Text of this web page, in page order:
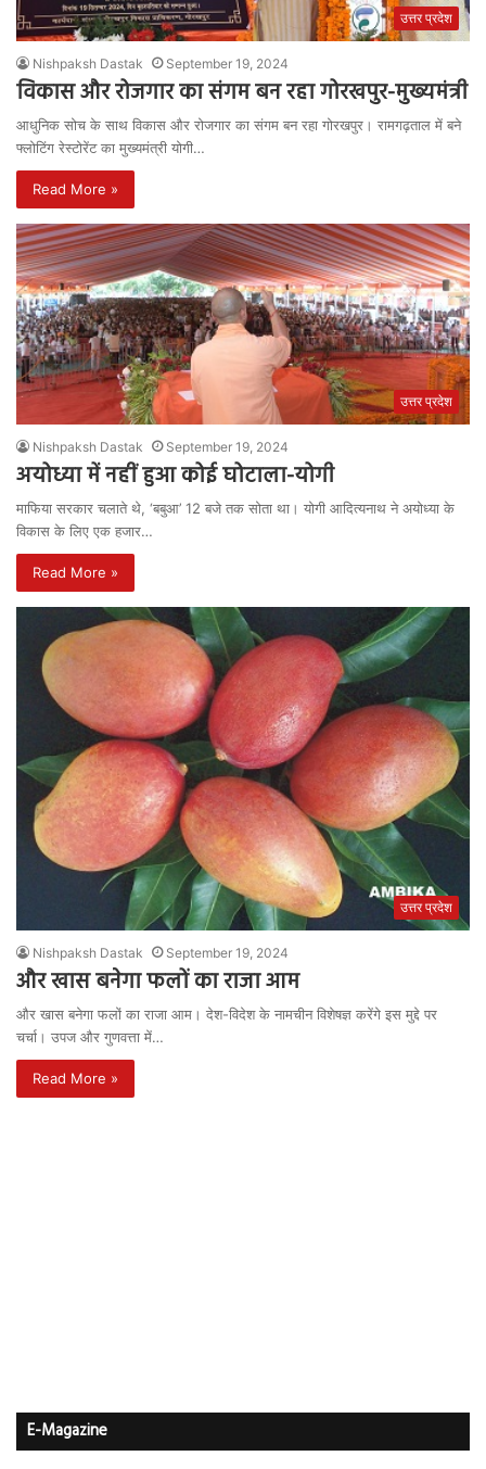
उत्तर प्रदेश
Nishpaksh Dastak September 19, 2024
विकास और रोजगार का संगम बन रहा गोरखपुर-मुख्यमंत्री
आधुनिक सोच के साथ विकास और रोजगार का संगम बन रहा गोरखपुर। रामगढ़ताल में बने
फ्लोटिंग रेस्टोरेंट का मुख्यमंत्री योगी…
Read More »
उत्तर प्रदेश
Nishpaksh Dastak September 19, 2024
अयोध्या में नहीं हुआ कोई घोटाला-योगी
माफिया सरकार चलाते थे, ‘बबुआ’ 12 बजे तक सोता था। योगी आदित्यनाथ ने अयोध्या के
विकास के लिए एक हजार…
Read More »
उत्तर प्रदेश
Nishpaksh Dastak September 19, 2024
और खास बनेगा फलों का राजा आम
और खास बनेगा फलों का राजा आम। देश-विदेश के नामचीन विशेषज्ञ करेंगे इस मुद्दे पर
चर्चा। उपज और गुणवत्ता में…
Read More »
E-Magazine